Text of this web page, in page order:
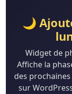
🌙
Widget de
Affiche la
des
sur